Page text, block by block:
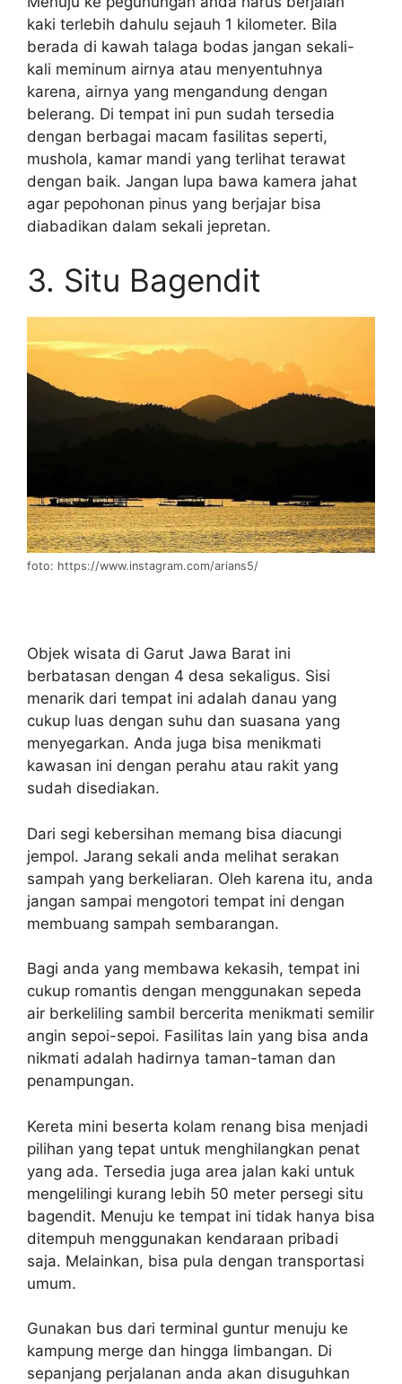
kaki terlebih dahulu sejauh 1 kilometer. Bila
berada di kawah talaga bodas jangan sekali-
kali meminum airnya atau menyentuhnya
karena, airnya yang mengandung dengan
belerang. Di tempat ini pun sudah tersedia
dengan berbagai macam fasilitas seperti,
mushola, kamar mandi yang terlihat terawat
dengan baik. Jangan lupa bawa kamera jahat
agar pepohonan pinus yang berjajar bisa
diabadikan dalam sekali jepretan.
3. Situ Bagendit
foto: https://www.instagram.com/arians5/
Objek wisata di Garut Jawa Barat ini
berbatasan dengan 4 desa sekaligus. Sisi
menarik dari tempat ini adalah danau yang
cukup luas dengan suhu dan suasana yang
menyegarkan. Anda juga bisa menikmati
kawasan ini dengan perahu atau rakit yang
sudah disediakan.
Dari segi kebersihan memang bisa diacungi
jempol. Jarang sekali anda melihat serakan
sampah yang berkeliaran. Oleh karena itu, anda
jangan sampai mengotori tempat ini dengan
membuang sampah sembarangan.
Bagi anda yang membawa kekasih, tempat ini
cukup romantis dengan menggunakan sepeda
air berkeliling sambil bercerita menikmati semilir
angin sepoi-sepoi. Fasilitas lain yang bisa anda
nikmati adalah hadirnya taman-taman dan
penampungan.
Kereta mini beserta kolam renang bisa menjadi
pilihan yang tepat untuk menghilangkan penat
yang ada. Tersedia juga area jalan kaki untuk
mengelilingi kurang lebih 50 meter persegi situ
bagendit. Menuju ke tempat ini tidak hanya bisa
ditempuh menggunakan kendaraan pribadi
saja. Melainkan, bisa pula dengan transportasi
umum.
Gunakan bus dari terminal guntur menuju ke
kampung merge dan hingga limbangan. Di
sepanjang perjalanan anda akan disuguhkan